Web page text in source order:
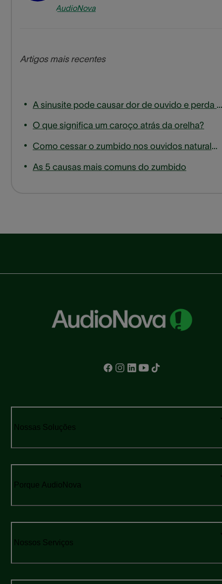
AudioNova
Artigos mais recentes
A sinusite pode causar dor de ouvido e perda de audição?
O que significa um caroço atrás da orelha?
Como cessar o zumbido nos ouvidos naturalmente
As 5 causas mais comuns do zumbido
Nossas Soluções
Porque AudioNova
Nossos Serviços